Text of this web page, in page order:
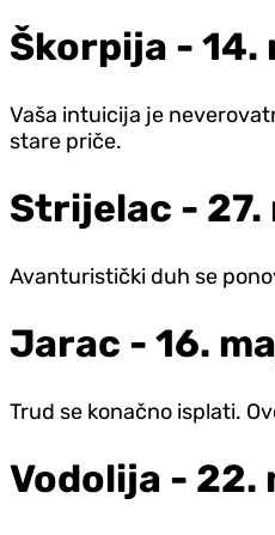
Škorpija - 14.
Vaša intuicija je
stare priče.
Strijelac - 27.
Avanturistički duh se
Jarac - 16.
Trud se konačno isplati.
Vodolija - 22.